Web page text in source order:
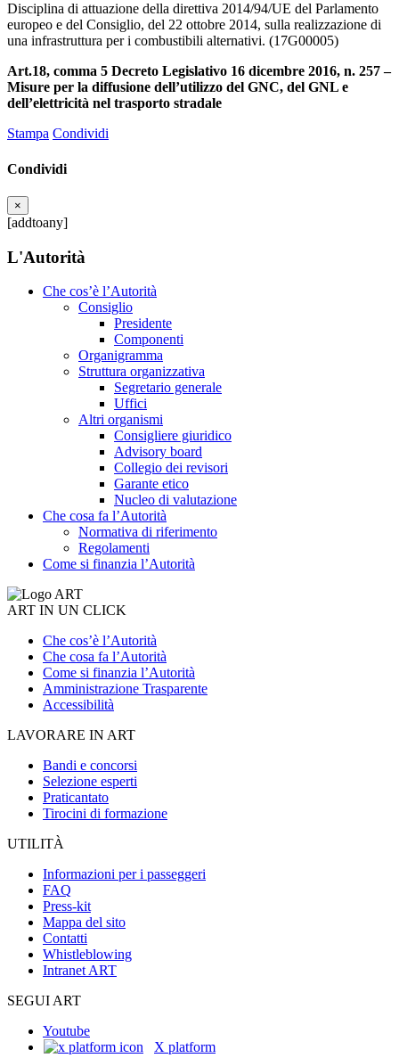
Disciplina di attuazione della direttiva 2014/94/UE del Parlamento
europeo e del Consiglio, del 22 ottobre 2014, sulla realizzazione di
una infrastruttura per i combustibili alternativi. (17G00005)
Art.18, comma 5 Decreto Legislativo 16 dicembre 2016, n. 257 –
Misure per la diffusione dell’utilizzo del GNC, del GNL e
dell’elettricità nel trasporto stradale
Stampa Condividi
Condividi
×
[addtoany]
L'Autorità
Che cos’è l’Autorità
Consiglio
Presidente
Componenti
Organigramma
Struttura organizzativa
Segretario generale
Uffici
Altri organismi
Consigliere giuridico
Advisory board
Collegio dei revisori
Garante etico
Nucleo di valutazione
Che cosa fa l’Autorità
Normativa di riferimento
Regolamenti
Come si finanzia l’Autorità
ART IN UN CLICK
Che cos’è l’Autorità
Che cosa fa l’Autorità
Come si finanzia l’Autorità
Amministrazione Trasparente
Accessibilità
LAVORARE IN ART
Bandi e concorsi
Selezione esperti
Praticantato
Tirocini di formazione
UTILITÀ
Informazioni per i passeggeri
FAQ
Press-kit
Mappa del sito
Contatti
Whistleblowing
Intranet ART
SEGUI ART
Youtube
X platform